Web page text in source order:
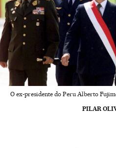
O ex-presidente do Peru Alberto
PILAR